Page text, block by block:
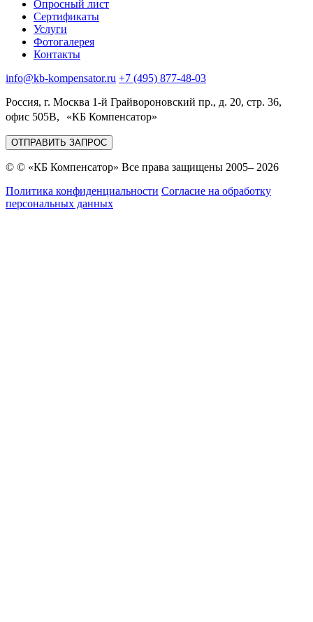
Опросный лист
Сертификаты
Услуги
Фотогалерея
Контакты
info@kb-kompensator.ru +7 (495) 877-48-03
Россия, г. Москва 1-й Грайвороновский пр., д. 20, стр. 36,
офис 505В, «КБ Компенсатор»
ОТПРАВИТЬ ЗАПРОС
© © «КБ Компенсатор» Все права защищены 2005– 2026
Политика конфиденциальности Согласие на обработку
персональных данных